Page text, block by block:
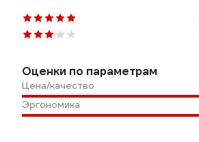
Оценки по параметрам
Цена/качество
Эргономика